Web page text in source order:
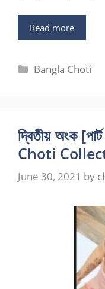
Read more
Categories
Bangla Choti
দ্বিতীয় অংক
Choti
June 30, 2021 by